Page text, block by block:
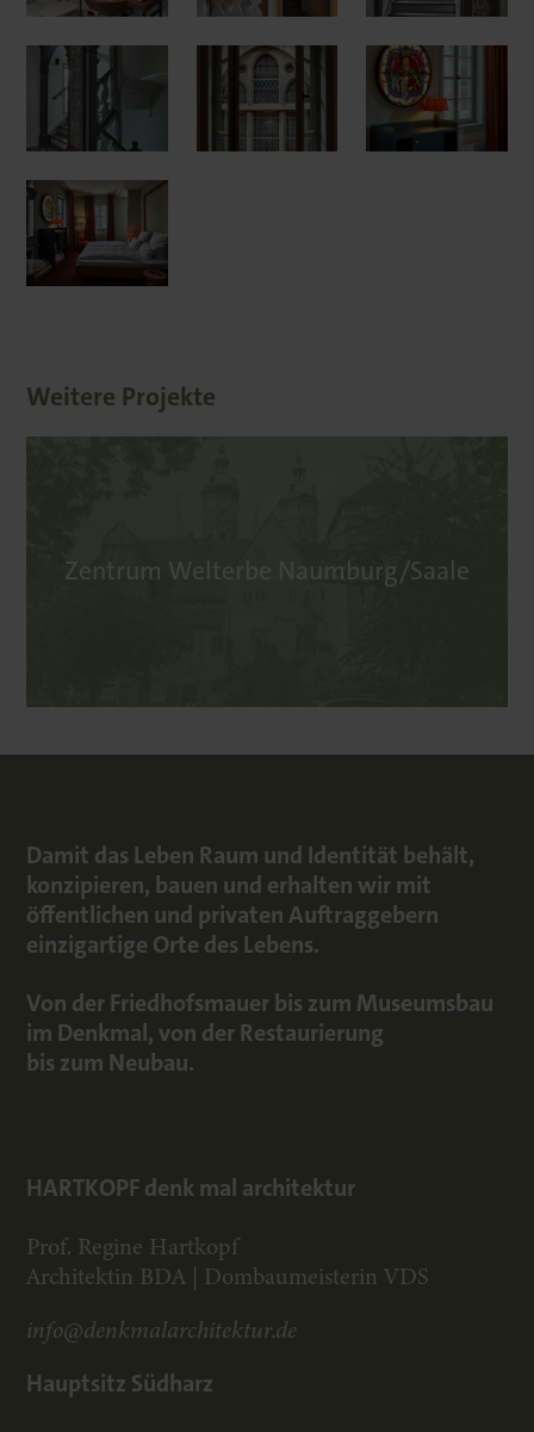
Weitere Projekte
Zentrum Welterbe Naumburg/Saale
Damit das Leben Raum und Identität behält,
konzipieren, bauen und erhalten wir mit
öffentlichen und privaten Auftraggebern
einzigartige Orte des Lebens.
Von der Friedhofsmauer bis zum Museumsbau
im Denkmal, von der Restaurierung
bis zum Neubau.
HARTKOPF denk mal architektur
Prof. Regine Hartkopf
Architektin BDA | Dombaumeisterin VDS
info@denkmalarchitektur.de
Hauptsitz Südharz